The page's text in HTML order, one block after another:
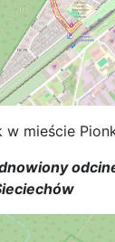
w mieście